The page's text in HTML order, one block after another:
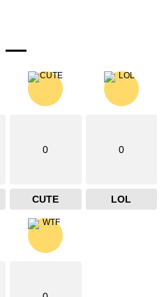
0
CUTE
0
LOL